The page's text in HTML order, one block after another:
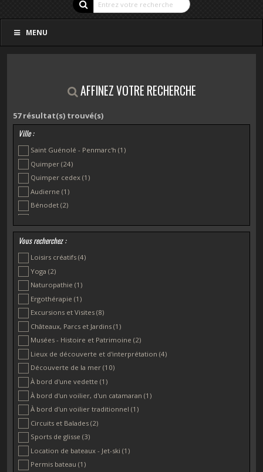
MENU
AFFINEZ VOTRE RECHERCHE
57résultat(s) trouvé(s)
Ville :
Saint Guénolé - Penmarc'h(1)
Quimper(24)
Quimper cedex(1)
Audierne(1)
Bénodet(2)
Clohars-Fouesnant(2)
Crozon(1)
Elliant (1)
Guidel Plages
Guilvinec(1)
La Forêt-Fouesnant
Melgven(1)
Milizac(1)
Penmarc'h(1)
Peumerit(1)
Plogonnec(1)
Plomelin(1)
Plonéour-Lanvern (1)
Plonévez Porzay(1)
Plougonvelin(1)
Pont-Aven(1)
Pouldreuzic(3)
Pluguffan(1)
Vous recherchez :
Loisirs créatifs(4)
Yoga(2)
Naturopathie(1)
Ergothérapie(1)
Excursions et Visites(8)
Châteaux, Parcs et Jardins(1)
Musées - Histoire et Patrimoine(2)
Lieux de découverte et d'interprétation(4)
Découverte de la mer(10)
À bord d'une vedette(1)
À bord d'un voilier, d'un catamaran(1)
À bord d'un voilier traditionnel(1)
Circuits et Balades(2)
Sports de glisse(3)
Location de bateaux - Jet-ski(1)
Permis bateau(1)